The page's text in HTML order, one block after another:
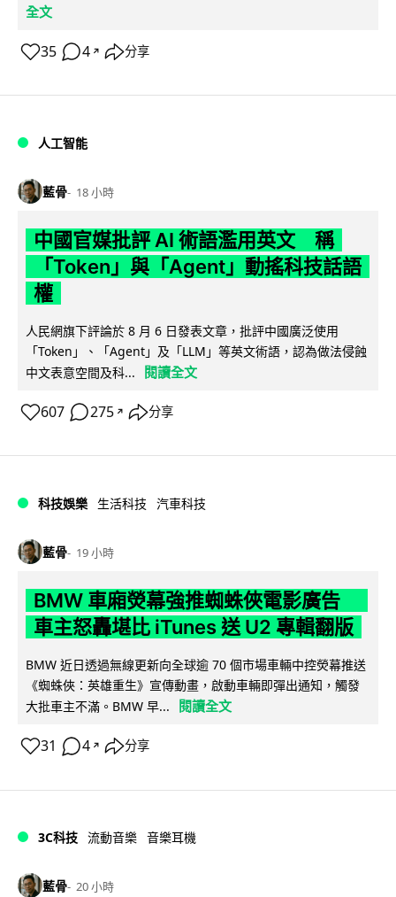
全文
35 4 ↗ 分享
人工智能
藍骨 18 小時
中國官媒批評 AI 術語濫用英文 稱
「Token」與「Agent」動搖科技話語
權
人民網旗下評論於 8 月 6 日發表文章，批評中國廣泛使用
「Token」、「Agent」及「LLM」等英文術語，認為做法侵蝕
中文表意空間及科...
閱讀全文
607 275 ↗ 分享
科技娛樂 生活科技 汽車科技
藍骨 19 小時
BMW 車廂熒幕強推蜘蛛俠電影廣告
車主怒轟堪比 iTunes 送 U2 專輯翻版
BMW 近日透過無線更新向全球逾 70 個市場車輛中控熒幕推送
《蜘蛛俠：英雄重生》宣傳動畫，啟動車輛即彈出通知，觸發
大批車主不滿。BMW 早...
閱讀全文
31 4 ↗ 分享
3C科技 流動音樂 音樂耳機
藍骨 20 小時